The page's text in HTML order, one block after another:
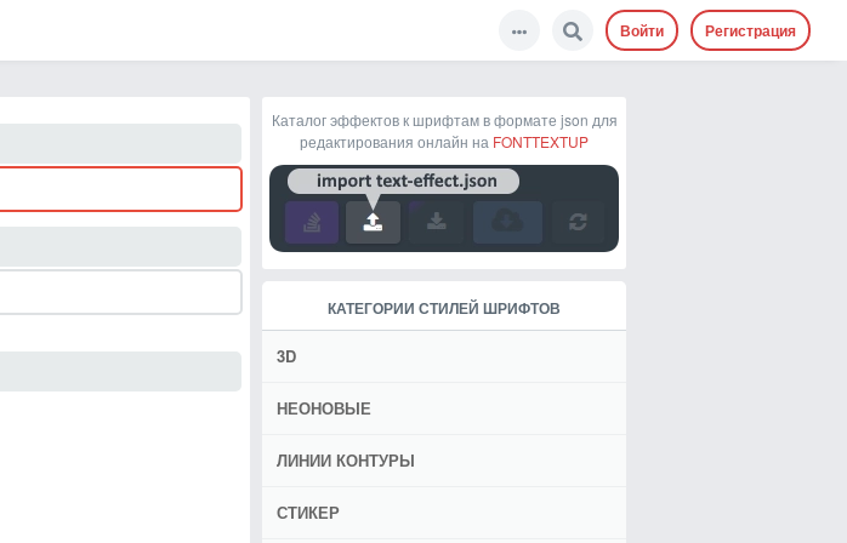
Регистрация
Войти
Каталог эффектов к шрифтам в формате json для
редактирования онлайн на FONTTEXTUP
КАТЕГОРИИ СТИЛЕЙ ШРИФТОВ
3D
НЕОНОВЫЕ
ЛИНИИ КОНТУРЫ
СТИКЕР